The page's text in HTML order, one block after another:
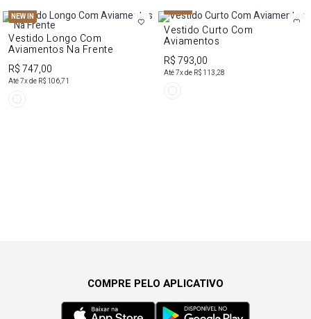
NEW IN
Vestido Longo Com
Aviamentos Na Frente
R$ 747,00
Até7x de R$ 106,71
NEW IN
Vestido Curto Com
Aviamentos
R$ 793,00
Até7x de R$ 113,28
COMPRE PELO APLICATIVO